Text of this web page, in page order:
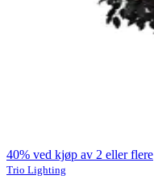
40% ved kjøp av 2 eller flere
Trio Lighting